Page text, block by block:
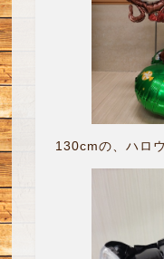
130cmの、ハロ